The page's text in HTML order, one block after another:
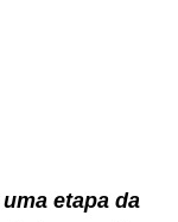
etapa da